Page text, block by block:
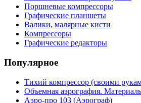
Поршневые компрессоры
Графические планшеты
Валики, малярные кисти
Компрессоры
Графические редакторы
Популярное
Тихий компрессор (своими
Объемная аэрография.
Аэро-про 103 (Аэрограф)